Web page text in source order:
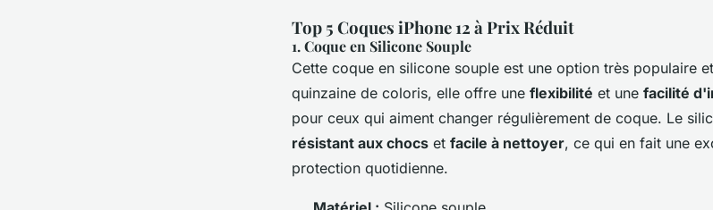
Top 5 Coques iPhone 12 à Prix Réduit
1.Coque en Silicone Souple
Cette coque en silicone souple est une option très populaire
quinzaine de coloris, elle offre une flexibilité et une facilité
pour ceux qui aiment changer régulièrement de coque. Le
résistant aux chocs et facile à nettoyer, ce qui en fait une
protection quotidienne.